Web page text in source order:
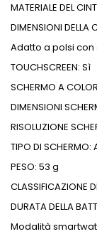
MATERIALE DEL
DIMENSIONI
Adatto a polsi
TOUCHSCREEN: Sì
SCHERMO A
DIMENSIONI
RISOLUZIONE
TIPO DI
PESO: 53 g
CLASSIFICAZIONE
DURATA DELLA
Modalità